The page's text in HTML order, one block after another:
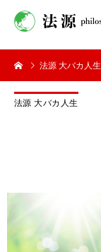
法源 大バカ人生
法源 大バカ人生